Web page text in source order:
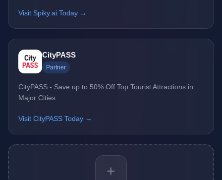
Visit Spiky.ai Today →
CityPASS
Partner
CityPASS - Save up to 50% Off Top Tourist Attractions in
Major Cities
Visit CityPASS Today →
+